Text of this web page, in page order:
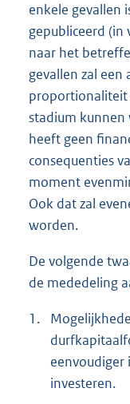
enkele gevallen
gepubliceerd
naar het
gevallen zal
proportionaliteit
stadium kunnen
heeft geen
consequenties
moment
Ook dat zal
worden.
De volgende
de mededeling
1.
eenvoudiger
investeren.